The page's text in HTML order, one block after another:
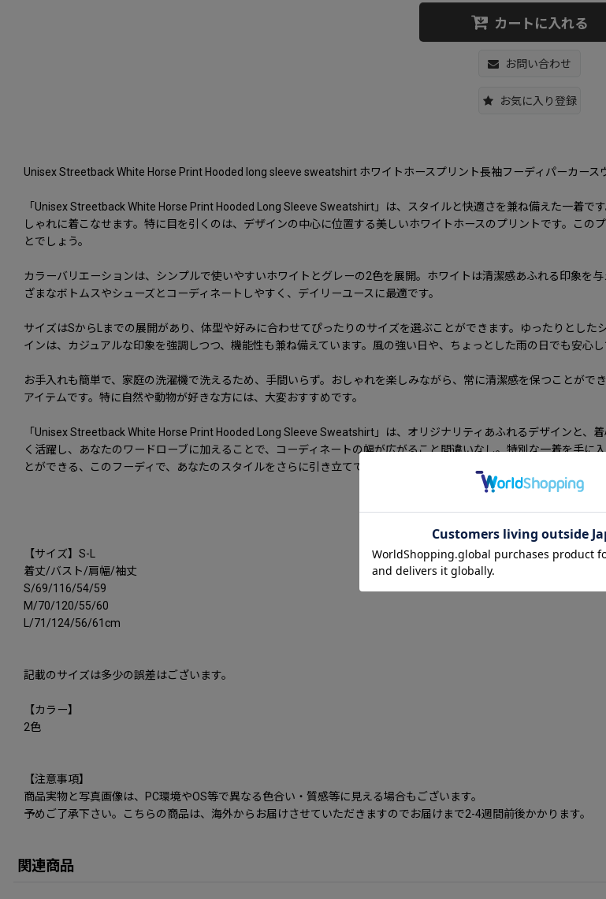
カートに入れる
お問い合わせ
お気に入り登録
Unisex Streetback White Horse Print Hooded long sleeve sweatshirt ホワイトホースプリント長袖フーディパーカース
「Unisex Streetback White Horse Print Hooded Long Sleeve Sweatshirt」は、スタイルと快適さを兼ね備えた一着
しゃれに着こなせます。特に目を引くのは、デザインの中心に位置する美しいホワイトホースのプリントです。こ
とでしょう。
カラーバリエーションは、シンプルで使いやすいホワイトとグレーの2色を展開。ホワイトは清潔感あふれる印象を
ざまなボトムスやシューズとコーディネートしやすく、デイリーユースに最適です。
サイズはSからLまでの展開があり、体型や好みに合わせてぴったりのサイズを選ぶことができます。ゆったりとし
インは、カジュアルな印象を強調しつつ、機能性も兼ね備えています。風の強い日や、ちょっとした雨の日でも安心し
お手入れも簡単で、家庭の洗濯機で洗えるため、手間いらず。おしゃれを楽しみながら、常に清潔感を保つことが
アイテムです。特に自然や動物が好きな方には、大変おすすめです。
「Unisex Streetback White Horse Print Hooded Long Sleeve Sweatshirt」は、オリジナリティあふれるデザインと
く活躍し、あなたのワードローブに加えることで、コーディネートの幅が広がること間違いなし。特別な一着を手
とができる、このフーディで、あなたのスタイルをさらに引き立ててください。
【サイズ】S-L
着丈/バスト/肩幅/袖丈
S/69/116/54/59
M/70/120/55/60
L/71/124/56/61cm
記載のサイズは多少の誤差はございます。
【カラー】
2色
【注意事項】
商品実物と写真画像は、PC環境やOS等で異なる色合い・質感等に見える場合もございます。
予めご了承下さい。こちらの商品は、海外からお届けさせていただきますのでお届けまで2-4週間前後かかります。
関連商品